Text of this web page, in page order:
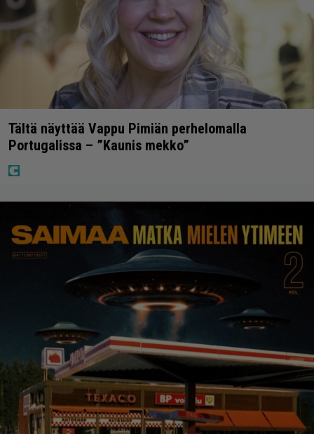
Tältä näyttää Vappu Pimiän perhelomalla
Portugalissa – ”Kaunis mekko”